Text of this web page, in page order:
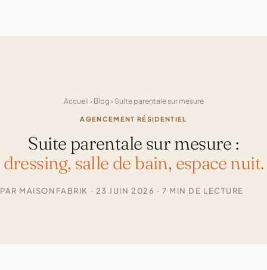
Accueil › Blog › Suite parentale sur mesure
AGENCEMENT RÉSIDENTIEL
Suite parentale sur mesure :
dressing, salle de bain, espace nuit.
PAR MAISONFABRIK · 23 JUIN 2026 · 7 MIN DE LECTURE